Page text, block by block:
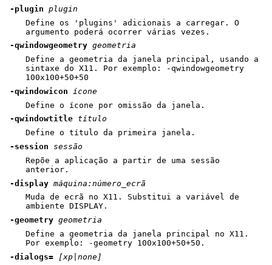
-plugin plugin
Define os 'plugins' adicionais a carregar. O
argumento poderá ocorrer várias vezes.
-qwindowgeometry geometria
Define a geometria da janela principal, usando a
sintaxe do X11. Por exemplo: -qwindowgeometry
100x100+50+50
-qwindowicon
ícone
Define o ícone por omissão da janela.
-qwindowtitle título
Define o título da primeira janela.
-session sessão
Repõe a aplicação a partir de uma sessão
anterior.
-display máquina:número_ecrã
Muda de ecrã no X11. Substitui a variável de
ambiente DISPLAY.
-geometry geometria
Define a geometria da janela principal no X11.
Por exemplo: -geometry 100x100+50+50.
-dialogs=
[xp|none]